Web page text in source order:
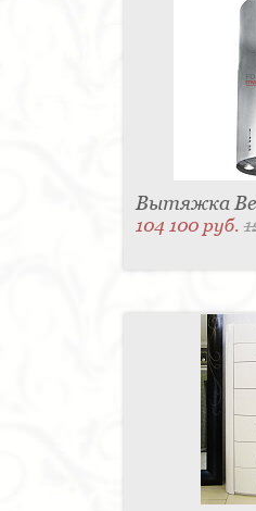
Вытяжка
104 100 руб.